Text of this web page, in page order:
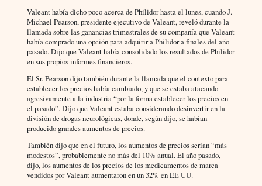
Valeant había dicho poco acerca de Philidor hasta el lunes, cuando J.
Michael Pearson, presidente ejecutivo de Valeant, reveló durante la
llamada sobre las ganancias trimestrales de su compañía que Valeant
había comprado una opción para adquirir a Philidor a finales del año
pasado. Dijo que Valeant había consolidado los resultados de Philidor
en sus propios informes financieros.
El Sr. Pearson dijo también durante la llamada que el contexto para
establecer los precios había cambiado, y que se estaba atacando
agresivamente a la industria “por la forma establecer los precios en
el pasado”. Dijo que Valeant estaba considerando desinvertir en la
división de drogas neurológicas, donde, según dijo, se habían
producido grandes aumentos de precios.
También dijo que en el futuro, los aumentos de precios serían “más
modestos”, probablemente no más del 10% anual. El año pasado,
dijo, los aumentos de los precios de los medicamentos de marca
vendidos por Valeant aumentaron en un 32% en EE UU.